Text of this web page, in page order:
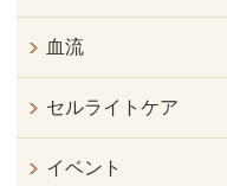
血流
セルライトケア
イベント